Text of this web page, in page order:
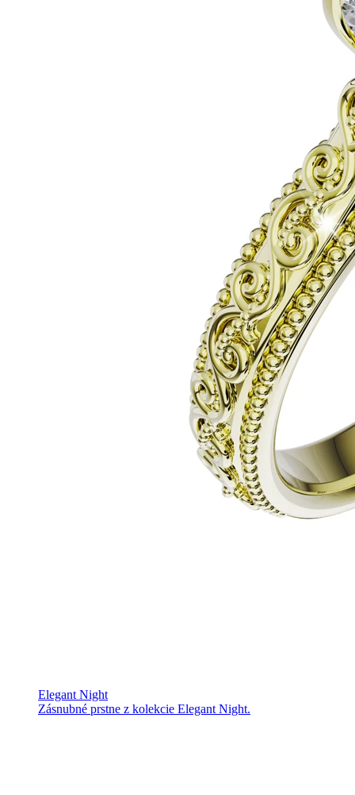
Elegant Night
Zásnubné prstne z kolekcie Elegant Night.